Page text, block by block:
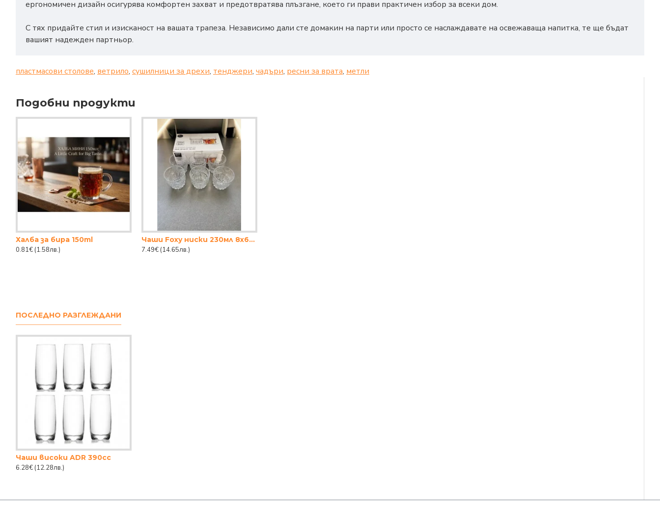
ергономичен дизайн осигурява комфортен захват и предотвратява плъзгане, което ги прави практичен избор за всеки дом.
С тях придайте стил и изисканост на вашата трапеза. Независимо дали сте домакин на парти или просто се наслаждавате на освежаваща напитка, те ще бъдат
вашият надежден партньор.
пластмасови столове, ветрило, сушилници за дрехи, тенджери, чадъри, ресни за врата, метли
Подобни продукти
Халба за бира 150ml
0.81€ (1.58лв.)
Чаши Foxy ниски 230мл 8x6см
7.49€ (14.65лв.)
ПОСЛЕДНО РАЗГЛЕЖДАНИ
Чаши високи ADR 390cc
6.28€ (12.28лв.)